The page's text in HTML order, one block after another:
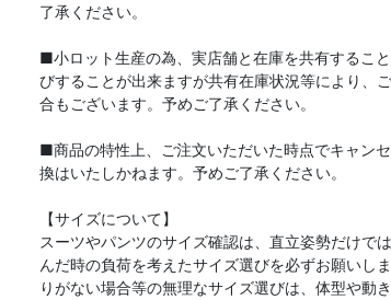
了承ください。
■小ロット生産の為、実店舗と在庫を共有するこ
びすることが出来ますが共有在庫状況等により、
合もございます。予めご了承ください。
■商品の特性上、ご注文いただいた時点でキャン
換はいたしかねます。予めご了承ください。
【サイズについて】
スーツやパンツのサイズ確認は、直立姿勢だけで
んだ時の負荷を考えたサイズ選びを必ずお願いし
りがない場合等の無理なサイズ選びは、体型や動